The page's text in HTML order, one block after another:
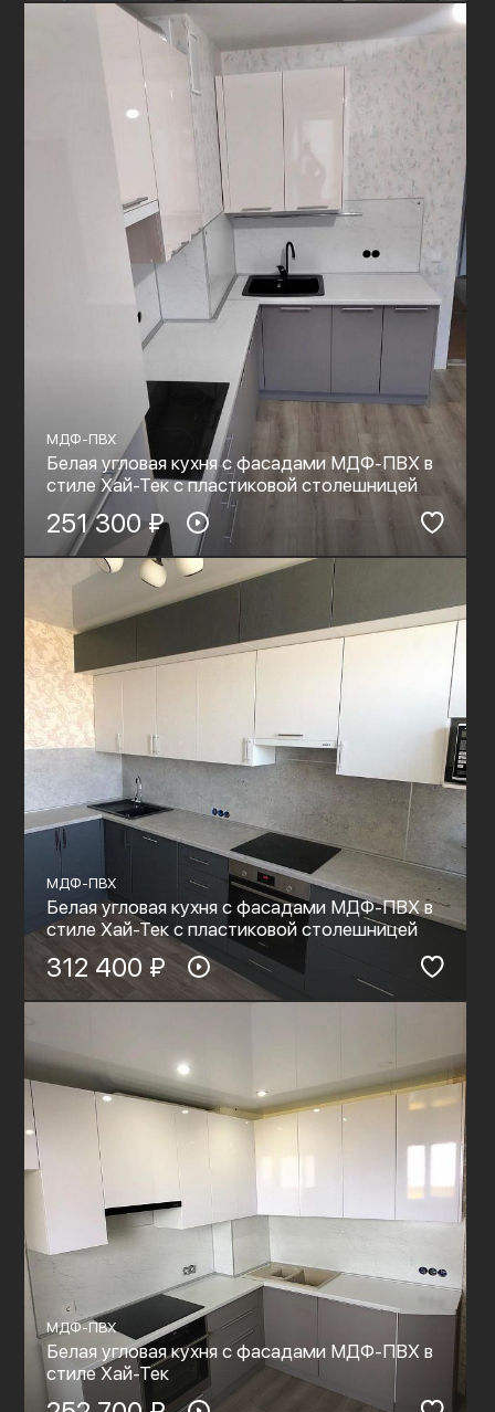
МДФ-ПВХ
Белая угловая кухня с фасадами МДФ-ПВХ в
стиле Хай-Тек с пластиковой столешницей
251 300 ₽
МДФ-ПВХ
Белая угловая кухня с фасадами МДФ-ПВХ в
стиле Хай-Тек с пластиковой столешницей
312 400 ₽
МДФ-ПВХ
Белая угловая кухня с фасадами МДФ-ПВХ в
стиле Хай-Тек